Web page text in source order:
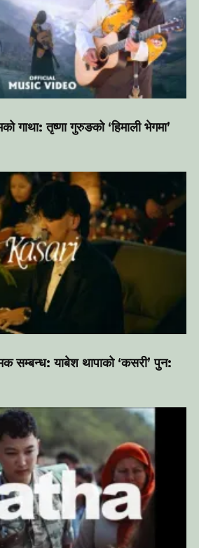
गाथा: तृष्णा गुरुङको ‘हिमाली भेगमा’
सम्बन्ध: याबेश थापाको ‘कसरी’ पुन: